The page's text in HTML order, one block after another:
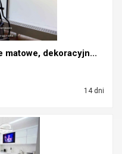
matowe, dekoracyjn...
14 dni